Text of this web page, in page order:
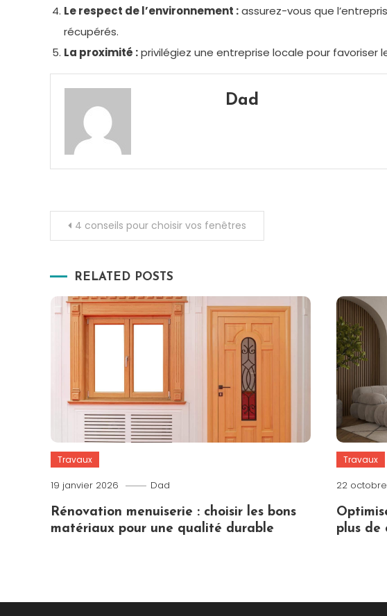
Le respect de l’environnement :assurez-vous que
récupérés.
La proximité :privilégiez une entreprise locale pour
Dad
Navigation
4 conseils pour choisir vos fenêtres
RELATED POSTS
Travaux
19 janvier 2026 Dad
Rénovation menuiserie : choisir les bons
matériaux pour une qualité durable
Travaux
22
plus de